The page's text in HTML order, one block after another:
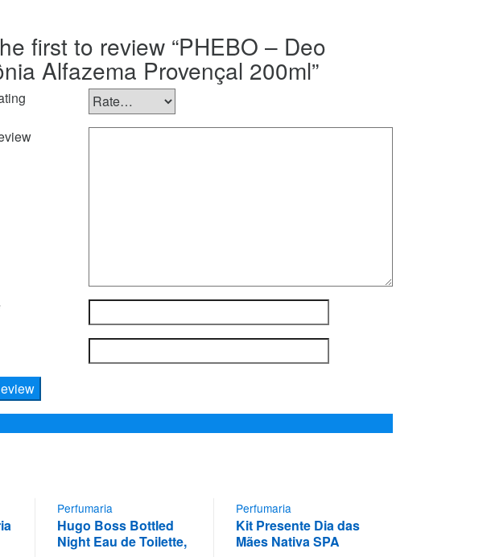
first to review “PHEBO – Deo
Alfazema Provençal 200ml”
Perfumaria
Hugo Boss Bottled
Night Eau de Toilette,
Perfumaria
Kit Presente Dia das
Mães Nativa SPA